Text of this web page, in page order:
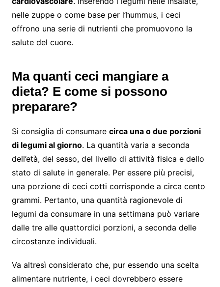
nelle zuppe o come base per l’hummus, i ceci
offrono una serie di nutrienti che promuovono la
salute del cuore.
Ma quanti ceci mangiare a
dieta? E come si possono
preparare?
Si consiglia di consumare circa una o due porzioni
di legumi al giorno. La quantità varia a seconda
dell’età, del sesso, del livello di attività fisica e dello
stato di salute in generale. Per essere più precisi,
una porzione di ceci cotti corrisponde a circa cento
grammi. Pertanto, una quantità ragionevole di
legumi da consumare in una settimana può variare
dalle tre alle quattordici porzioni, a seconda delle
circostanze individuali.
Va altresì considerato che, pur essendo una scelta
alimentare nutriente, i ceci dovrebbero essere